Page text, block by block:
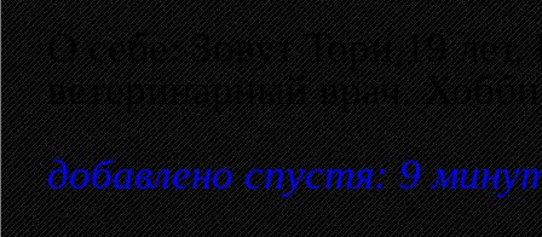
О себе: Зовут Тори,19
ветеринарный врач.
добавлено спустя: 9